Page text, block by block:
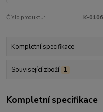
Číslo produktu: K-0106
Kompletní specifikace
Související zboží 1
Kompletní specifikace